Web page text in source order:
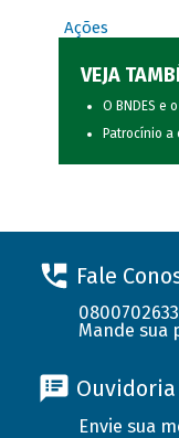
Ações
VEJA
O BNDES e
Patrocínio
Fale
Mande sua
Ouvidoria
Envie sua